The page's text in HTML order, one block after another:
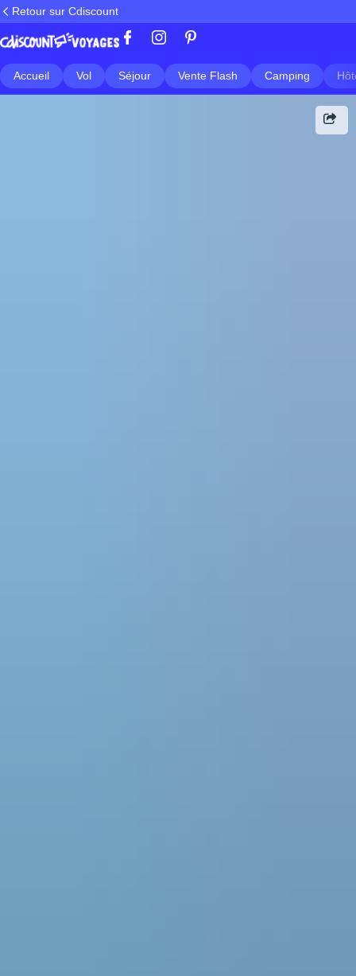
Retour sur Cdiscount
Accueil Vol Séjour Vente Flash Camping